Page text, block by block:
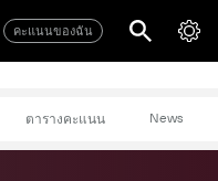
คะแนนของฉัน
ตารางคะแนน News